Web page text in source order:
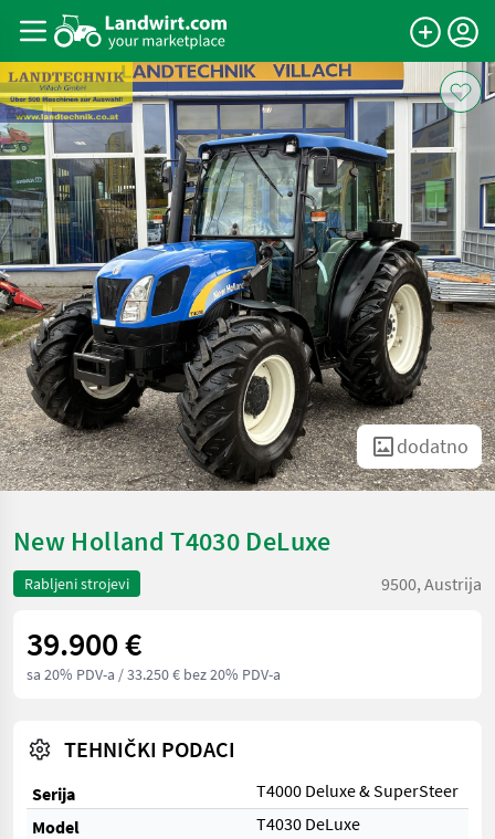
dodatno
New Holland T4030 DeLuxe
Rabljeni strojevi 9500, Austrija
39.900 €
sa 20% PDV-a / 33.250 € bez 20% PDV-a
TEHNIČKI PODACI
Serija
T4000 Deluxe & SuperSteer
Model
T4030 DeLuxe